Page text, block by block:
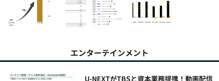
エンターテインメント
U-NEXTがTBSと資本業務提携！動画配信